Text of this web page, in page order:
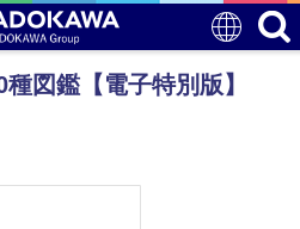
図鑑【電子特別版】